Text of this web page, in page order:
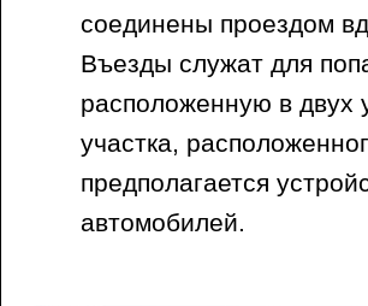
соединены проездом
Въезды служат для
расположенную в двух
участка,
предполагается
автомобилей.